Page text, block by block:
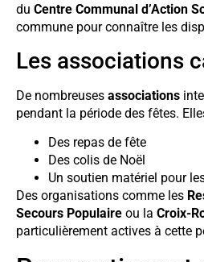
du Centre Communal d’Action
commune pour connaître les
Les associations
De nombreuses associations
pendant la période des fêtes.
Des repas de fête
Des colis de Noël
Un soutien matériel pour
Des organisations comme les
Secours Populaire ou la Croix-
particulièrement actives à cette